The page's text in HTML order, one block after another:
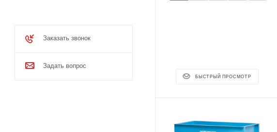
БЫСТРЫЙ ПРОСМОТР
Заказать звонок
Задать вопрос